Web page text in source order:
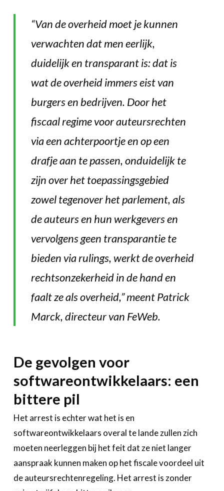
“Van de overheid moet je kunnen
verwachten dat men eerlijk,
duidelijk en transparant is: dat is
wat de overheid immers eist van
burgers en bedrijven. Door het
fiscaal regime voor auteursrechten
via een achterpoortje en op een
drafje aan te passen, onduidelijk te
zijn over het toepassingsgebied
zowel tegenover het parlement, als
de auteurs en hun werkgevers en
vervolgens geen transparantie te
bieden via rulings, werkt de overheid
rechtsonzekerheid in de hand en
faalt ze als overheid,” meent Patrick
Marck, directeur van FeWeb.
De gevolgen voor
softwareontwikkelaars: een
bittere pil
Het arrest is echter wat het is en
softwareontwikkelaars overal te lande zullen zich
moeten neerleggen bij het feit dat ze niet langer
aanspraak kunnen maken op het fiscale voordeel uit
de auteursrechtenregeling. Het arrest is zonder